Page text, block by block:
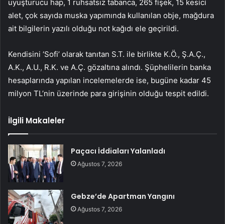
uyuşturucu hap, 1 ruhsatsız tabanca, 265 fişek, 15 kesici
alet, çok sayıda muska yapımında kullanılan obje, mağdura
ait bilgilerin yazılı olduğu not kağıdı ele geçirildi.
Kendisini ‘Sofi’ olarak tanıtan S.T. ile birlikte K.Ö., Ş.A.Ç.,
A.K., A.U., R.K. ve A.Ç. gözaltına alındı. Şüphelilerin banka
hesaplarında yapılan incelemelerde ise, bugüne kadar 45
milyon TL’nin üzerinde para girişinin olduğu tespit edildi.
İlgili Makaleler
Paçacı İddiaları Yalanladı
Ağustos 7, 2026
Gebze’de Apartman Yangını
Ağustos 7, 2026